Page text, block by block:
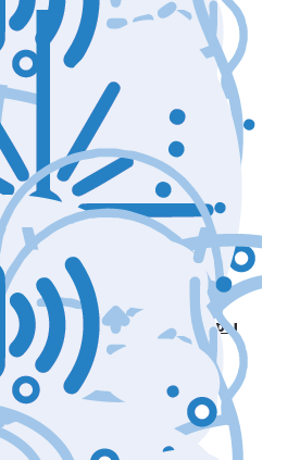
уходу и чистке лица
и коррекции фигуры
лазерных процедур